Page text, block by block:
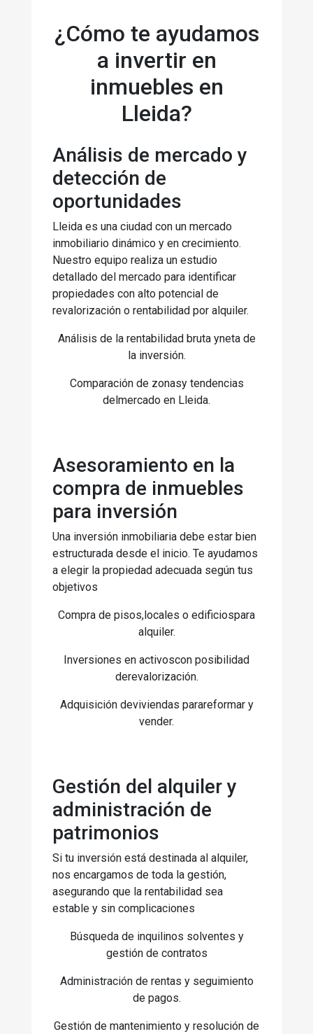
¿Cómo te ayudamos
a invertir en
inmuebles en
Lleida?
Análisis de mercado y
detección de
oportunidades
Lleida es una ciudad con un mercado
inmobiliario dinámico y en crecimiento.
Nuestro equipo realiza un estudio
detallado del mercado para identificar
propiedades con alto potencial de
revalorización o rentabilidad por alquiler.
Análisis de la rentabilidad bruta yneta de
la inversión.
Comparación de zonasy tendencias
delmercado en Lleida.
Asesoramiento en la
compra de inmuebles
para inversión
Una inversión inmobiliaria debe estar bien
estructurada desde el inicio. Te ayudamos
a elegir la propiedad adecuada según tus
objetivos
Compra de pisos,locales o edificiospara
alquiler.
Inversiones en activoscon posibilidad
derevalorización.
Adquisición deviviendas parareformar y
vender.
Gestión del alquiler y
administración de
patrimonios
Si tu inversión está destinada al alquiler,
nos encargamos de toda la gestión,
asegurando que la rentabilidad sea
estable y sin complicaciones
Búsqueda de inquilinos solventes y
gestión de contratos
Administración de rentas y seguimiento
de pagos.
Gestión de mantenimiento y resolución de